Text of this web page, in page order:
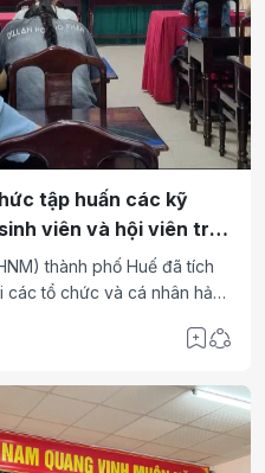
tập huấn các kỹ
viên và hội viên trẻ
thành phố Huế đã tích
các tổ chức và cá nhân hảo
nâng cao các mặt hoạt